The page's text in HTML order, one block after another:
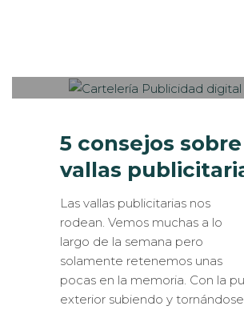
5 consejos sobre
vallas
Las vallas publicitarias nos
rodean. Vemos muchas a lo
largo de la semana pero
solamente retenemos unas
pocas en la memoria. Con la
exterior subiendo y